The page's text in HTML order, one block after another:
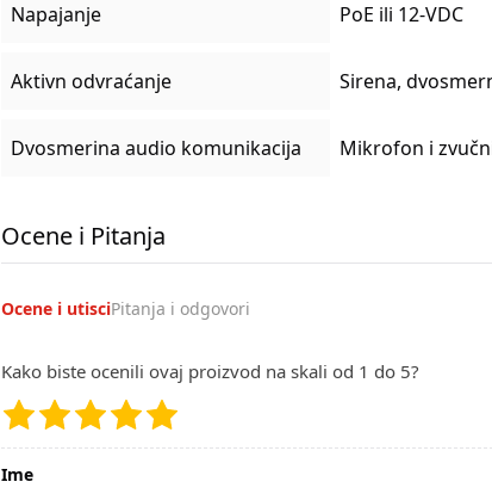
Napajanje PoE ili 12-VDC
Aktivn odvraćanje Sirena,
Dvosmerina audio komunikacija Mikrofon i
Ocene i Pitanja
Ocene i utisciPitanja i odgovori
Kako biste ocenili ovaj proizvod na skali od 1 do 5?
Ime